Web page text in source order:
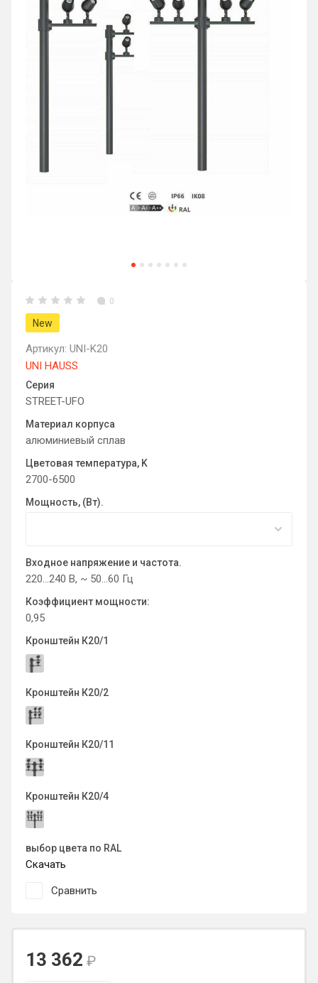
0
New
Артикул: UNI-K20
UNI HAUSS
Серия
STREET-UFO
Материал корпуса
алюминиевый сплав
Цветовая температура, K
2700-6500
Мощность, (Вт).
Входное напряжение и частота.
220…240 В, ~ 50…60 Гц
Коэффициент мощности:
0,95
Кронштейн К20/1
Кронштейн К20/2
Кронштейн К20/11
Кронштейн К20/4
выбор цвета по RAL
Скачать
Сравнить
13 362 ₽